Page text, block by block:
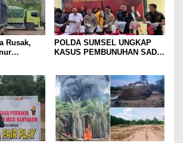
Rusak,
POLDA SUMSEL UNGKAP
KASUS PEMBUNUHAN SADIS
DITEMUKAN DALAM KARUNG
DI SAWAH